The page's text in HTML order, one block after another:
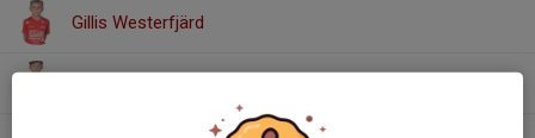
Gillis Westerfjärd